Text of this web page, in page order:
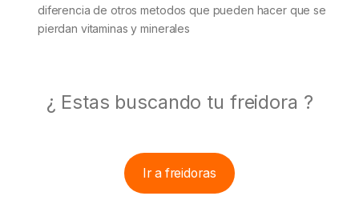
diferencia de otros metodos que pueden hacer que se
pierdan vitaminas y minerales
¿ Estas buscando tu freidora ?
Ir a freidoras